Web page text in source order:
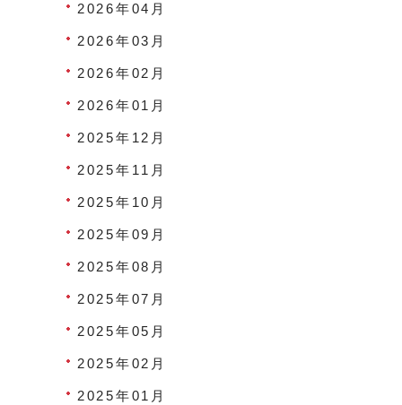
2026年04月
2026年03月
2026年02月
2026年01月
2025年12月
2025年11月
2025年10月
2025年09月
2025年08月
2025年07月
2025年05月
2025年02月
2025年01月